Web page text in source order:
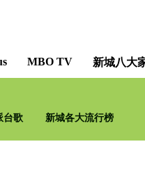
MBO TV 新城八大
台歌 新城各大流行榜
古